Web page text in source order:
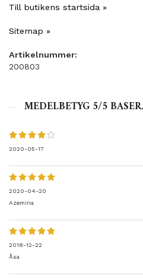
Till butikens startsida »
Sitemap »
Artikelnummer:
200803
MEDELBETYG 5/5
2020-05-17
2020-04-20
Azemina
2018-12-22
Åsa